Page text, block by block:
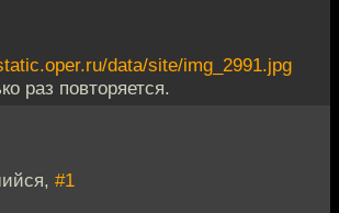
data/site/img_2991.jpg
раз повторяется.
#1